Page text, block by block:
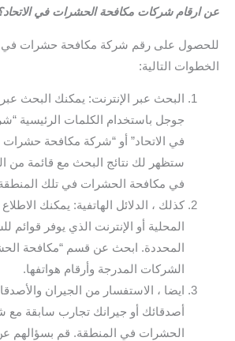
عن ارقام شركات مكافحة الحشرات في الاتحاد؟
للحصول على رقم شركة مكافحة حشرات في
الخطوات التالية:
البحث عبر الإنترنت: يمكنك البحث
جوجل باستخدام الكلمات الرئيسية
في الاتحاد” أو “شركة مكافحة حشرات
ستظهر لك نتائج البحث مع قائمة من
في مكافحة الحشرات في تلك
كذلك ، الدلائل الهاتفية: يمكنك
المحلية أو الإنترنت الذي يوفر
المحددة. ابحث عن قسم “مكافحة
الشركات المدرجة وأرقام هواتفها.
ايضا ، الاستفسار من الجيران
أصدقائك أو جيرانك تجارب سابقة
الحشرات في المنطقة. قم بسؤالهم